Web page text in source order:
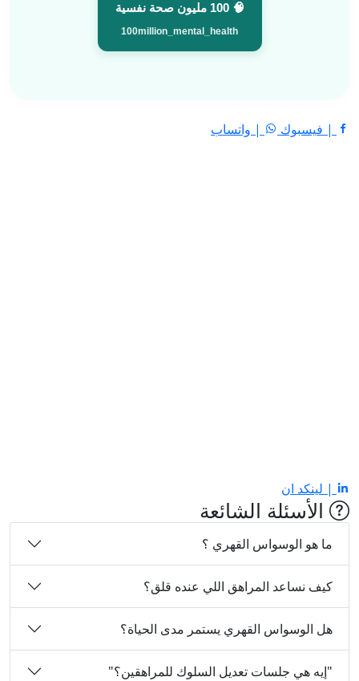
🧠 100 مليون صحة نفسية
100million_mental_health
| فيسبوك | واتساب
| لينكد ان
الأسئلة الشائعة
ما هو الوسواس القهري ؟
كيف نساعد المراهق اللي عنده قلق؟
هل الوسواس القهري يستمر مدى الحياة؟
"إيه هي جلسات تعديل السلوك للمراهقين؟"